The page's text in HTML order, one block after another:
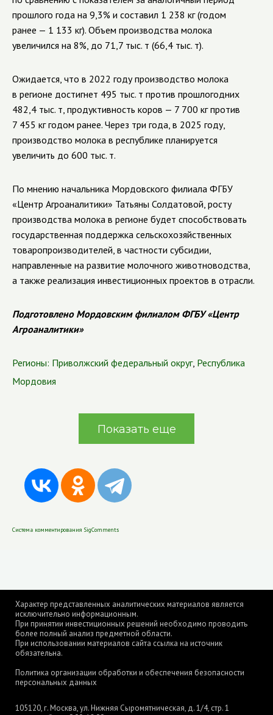
прошлого года на 9,3% и составил 1 238 кг (годом
ранее — 1 133 кг). Объем производства молока
увеличился на 8%, до 71,7 тыс. т (66,4 тыс. т).
Ожидается, что в 2022 году производство молока
в регионе достигнет 495 тыс. т против прошлогодних
482,4 тыс. т, продуктивность коров — 7 700 кг против
7 455 кг годом ранее. Через три года, в 2025 году,
производство молока в республике планируется
увеличить до 600 тыс. т.
По мнению начальника Мордовского филиала ФГБУ
«Центр Агроаналитики» Татьяны Солдатовой, росту
производства молока в регионе будет способствовать
государственная поддержка сельскохозяйственных
товаропроизводителей, в частности субсидии,
направленные на развитие молочного животноводства,
а также реализация инвестиционных проектов в отрасли.
Подготовлено Мордовским филиалом ФГБУ «Центр
Агроаналитики»
Регионы: Приволжский федеральный округ, Республика
Мордовия
Показать еще
Система комментирования SigComments
Характер представленных аналитических материалов является
исключительно информационным.
При принятии инвестиционных решений необходимо проводить
более полный анализ предметной области.
При использовании материалов сайта ссылка на источник
обязательна.
Политика организации обработки и обеспечения безопасности
персональных данных
105120, г. Москва, ул. Нижняя Сыромятническая, д. 1/4, стр. 1